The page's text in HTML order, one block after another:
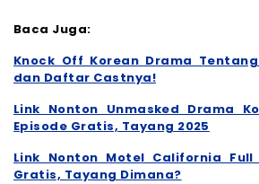
Baca Juga:
Knock Off Korean Drama
dan Daftar Castnya!
Link Nonton Unmasked Drama
Episode Gratis, Tayang 2025
Link Nonton Motel California Full
Gratis, Tayang Dimana?